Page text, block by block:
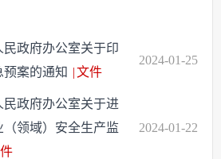
民政府办公室关于印
案的通知 |文件
2024-01-25
民政府办公室关于进
领域）安全生产监
2024-01-22